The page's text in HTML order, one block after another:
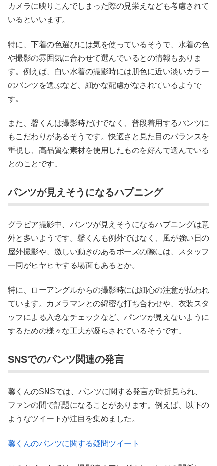
カメラに映りこんでしまった際の見栄えなども考慮されて
いるといいます。
特に、下着の色選びには気を使っているそうで、水着の色
や撮影の雰囲気に合わせて選んでいるとの情報もありま
す。例えば、白い水着の撮影時には肌色に近い淡いカラー
のパンツを選ぶなど、細かな配慮がなされているようで
す。
また、馨くんは撮影時だけでなく、普段着用するパンツに
もこだわりがあるそうです。快適さと見た目のバランスを
重視し、高品質な素材を使用したものを好んで選んでいる
とのことです。
パンツが見えそうになるハプニング
グラビア撮影中、パンツが見えそうになるハプニングは意
外と多いようです。馨くんも例外ではなく、風が強い日の
屋外撮影や、激しい動きのあるポーズの際には、スタッフ
一同がヒヤヒヤする場面もあるとか。
特に、ローアングルからの撮影時には細心の注意が払われ
ています。カメラマンとの綿密な打ち合わせや、衣装スタ
ッフによる入念なチェックなど、パンツが見えないように
するための様々な工夫が凝らされているそうです。
SNSでのパンツ関連の発言
馨くんのSNSでは、パンツに関する発言が時折見られ、
ファンの間で話題になることがあります。例えば、以下の
ようなツイートが注目を集めました。
馨くんのパンツに関する疑問ツイート